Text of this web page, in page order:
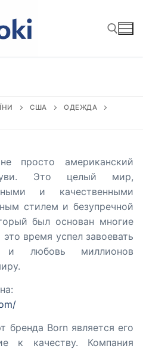
США
ОДЕЖДА
просто американский
Это целый мир,
и качественными
стилем и безупречной
был основан многие
время успел завоевать
и любовь миллионов
бренда Born является его
к качеству. Компания